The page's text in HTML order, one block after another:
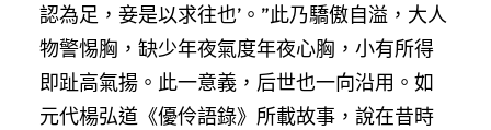
認為足，妾是以求往也’。”此乃驕傲自溢，大人
物警惕胸，缺少年夜氣度年夜心胸，小有所得
即趾高氣揚。此一意義，后世也一向沿用。如
元代楊弘道《優伶語錄》所載故事，說在昔時